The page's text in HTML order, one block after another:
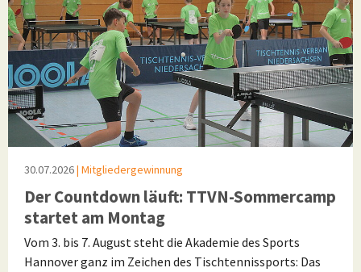
30.07.2026| Mitgliedergewinnung
Der Countdown läuft: TTVN-Sommercamp
startet am Montag
Vom 3. bis 7. August steht die Akademie des Sports
Hannover ganz im Zeichen des Tischtennissports: Das